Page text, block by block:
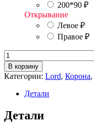
200*90 ₽
Открывание
Левое ₽
Правое ₽
Количество
товара
К17
остекленная
В корзину
Категории: Lord, Корона,
Детали
Детали